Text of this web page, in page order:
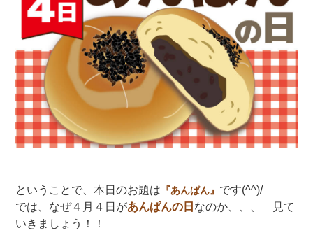
ということで、本日のお題は 『あんぱん』 です(^^)/
では、なぜ４月４日があんぱんの日 なのか、、、 見て
いきましょう！！